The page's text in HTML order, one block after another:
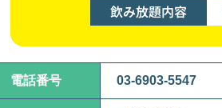
飲み放題内容
電話番号 03-6903-5547